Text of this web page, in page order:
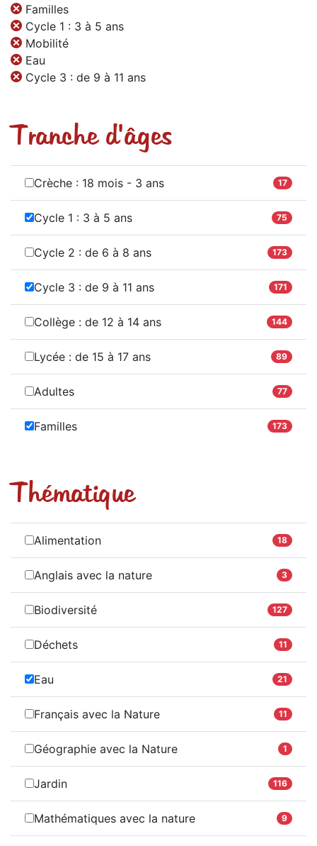
Familles
Cycle 1 : 3 à 5 ans
Mobilité
Eau
Cycle 3 : de 9 à 11 ans
Tranche d'âges
Crèche : 18 mois - 3 ans 17
Cycle 1 : 3 à 5 ans 75
Cycle 2 : de 6 à 8 ans 173
Cycle 3 : de 9 à 11 ans 171
Collège : de 12 à 14 ans 144
Lycée : de 15 à 17 ans 89
Adultes 77
Familles 173
Thématique
Alimentation 18
Anglais avec la nature 3
Biodiversité 127
Déchets 11
Eau 21
Français avec la Nature 11
Géographie avec la Nature 1
Jardin 116
Mathématiques avec la nature 9